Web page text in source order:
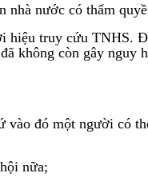
nhà nước có thẩm
hiệu truy cứu TNHS.
không còn gây nguy
đó một người có
nữa;